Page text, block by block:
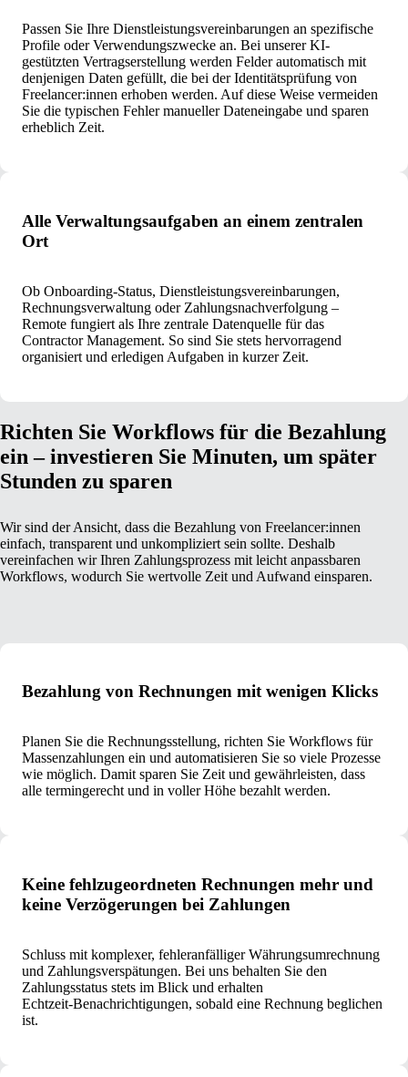
Passen Sie Ihre Dienstleistungsvereinbarungen an spezifische
Profile oder Verwendungszwecke an. Bei unserer KI-
gestützten Vertragserstellung werden Felder automatisch mit
denjenigen Daten gefüllt, die bei der Identitätsprüfung von
Freelancer:innen erhoben werden. Auf diese Weise vermeiden
Sie die typischen Fehler manueller Dateneingabe und sparen
erheblich Zeit.
Alle Verwaltungsaufgaben an einem zentralen
Ort
Ob Onboarding-Status, Dienstleistungsvereinbarungen,
Rechnungsverwaltung oder Zahlungsnachverfolgung –
Remote fungiert als Ihre zentrale Datenquelle für das
Contractor Management. So sind Sie stets hervorragend
organisiert und erledigen Aufgaben in kurzer Zeit.
Richten Sie Workflows für die Bezahlung
ein – investieren Sie Minuten, um später
Stunden zu sparen
Wir sind der Ansicht, dass die Bezahlung von Freelancer:innen
einfach, transparent und unkompliziert sein sollte. Deshalb
vereinfachen wir Ihren Zahlungsprozess mit leicht anpassbaren
Workflows, wodurch Sie wertvolle Zeit und Aufwand einsparen.
Bezahlung von Rechnungen mit wenigen Klicks
Planen Sie die Rechnungsstellung, richten Sie Workflows für
Massenzahlungen ein und automatisieren Sie so viele Prozesse
wie möglich. Damit sparen Sie Zeit und gewährleisten, dass
alle termingerecht und in voller Höhe bezahlt werden.
Keine fehlzugeordneten Rechnungen mehr und
keine Verzögerungen bei Zahlungen
Schluss mit komplexer, fehleranfälliger Währungsumrechnung
und Zahlungsverspätungen. Bei uns behalten Sie den
Zahlungsstatus stets im Blick und erhalten
Echtzeit‑Benachrichtigungen, sobald eine Rechnung beglichen
ist.